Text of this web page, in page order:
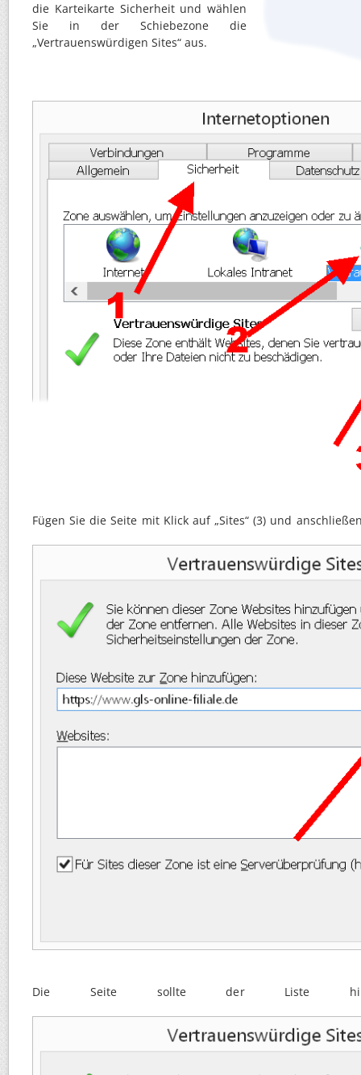
die Karteikarte Sicherheit und wählen
Sie in der Schiebezone die
„Vertrauenswürdigen Sites“ aus.
Fügen Sie die Seite mit Klick auf „Sites“ (3) und
Die Seite sollte der Liste